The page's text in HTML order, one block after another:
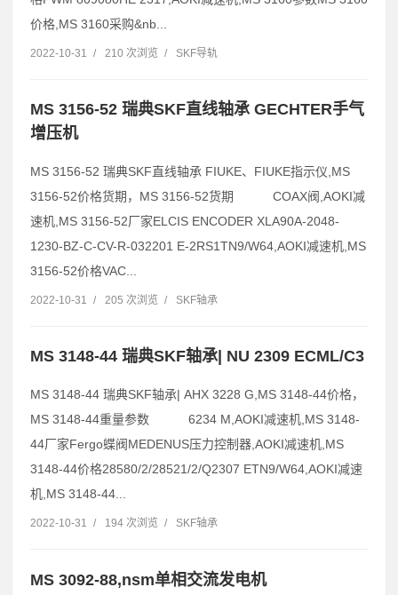
价格,MS 3160采购&nb...
2022-10-31 / 210 次浏览 / SKF导轨
MS 3156-52 瑞典SKF直线轴承 GECHTER手气
增压机
MS 3156-52 瑞典SKF直线轴承 FIUKE、FIUKE指示仪,MS
3156-52价格货期，MS 3156-52货期 COAX阀,AOKI减
速机,MS 3156-52厂家ELCIS ENCODER XLA90A-2048-
1230-BZ-C-CV-R-032201 E-2RS1TN9/W64,AOKI减速机,MS
3156-52价格VAC...
2022-10-31 / 205 次浏览 / SKF轴承
MS 3148-44 瑞典SKF轴承| NU 2309 ECML/C3
MS 3148-44 瑞典SKF轴承| AHX 3228 G,MS 3148-44价格，
MS 3148-44重量参数 6234 M,AOKI减速机,MS 3148-
44厂家Fergo蝶阀MEDENUS压力控制器,AOKI减速机,MS
3148-44价格28580/2/28521/2/Q2307 ETN9/W64,AOKI减速
机,MS 3148-44...
2022-10-31 / 194 次浏览 / SKF轴承
MS 3092-88,nsm单相交流发电机